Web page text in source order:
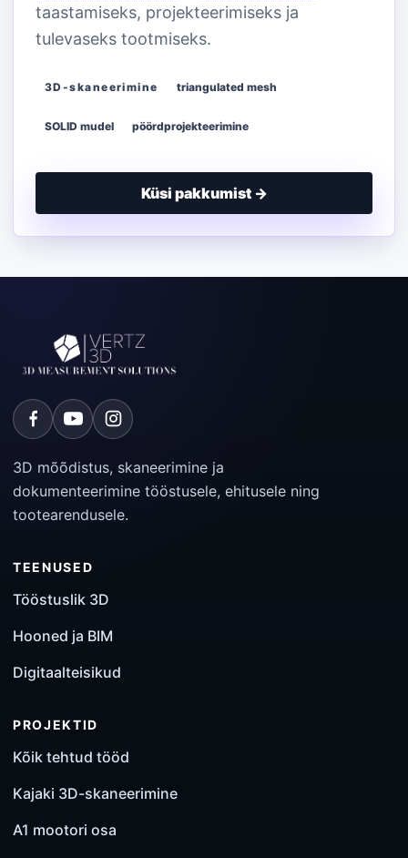
taastamiseks, projekteerimiseks ja
tulevaseks tootmiseks.
3D-skaneerimine triangulated mesh
SOLID mudel pöördprojekteerimine
Küsi pakkumist →
3D mõõdistus, skaneerimine ja
dokumenteerimine tööstusele, ehitusele ning
tootearendusele.
TEENUSED
Tööstuslik 3D
Hooned ja BIM
Digitaalteisikud
PROJEKTID
Kõik tehtud tööd
Kajaki 3D-skaneerimine
A1 mootori osa